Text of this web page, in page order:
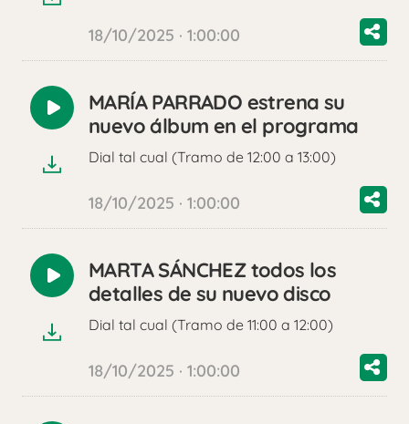
18/10/2025 · 1:00:00
Reproducir
audio
MARÍA PARRADO estrena su
nuevo álbum en el programa
Dial tal cual (Tramo de 12:00 a 13:00)
18/10/2025 · 1:00:00
Reproducir
audio
MARTA SÁNCHEZ todos los
detalles de su nuevo disco
Dial tal cual (Tramo de 11:00 a 12:00)
18/10/2025 · 1:00:00